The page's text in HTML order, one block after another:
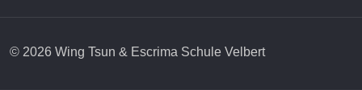
© 2026 Wing Tsun & Escrima Schule Velbert